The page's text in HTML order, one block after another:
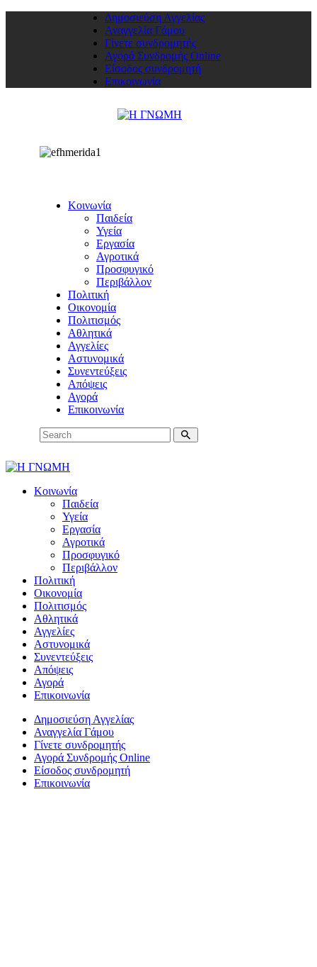
Δημοσιεύση Αγγελίας
Αναγγελία Γάμου
Γίνετε συνδρομητής
Αγορά Συνδρομής Online
Είσοδος συνδρομητή
Επικοινωνία
Κοινωνία
Παιδεία
Υγεία
Εργασία
Αγροτικά
Προσφυγικό
Περιβάλλον
Πολιτική
Οικονομία
Πολιτισμός
Αθλητικά
Αγγελίες
Αστυνομικά
Συνεντεύξεις
Απόψεις
Αγορά
Επικοινωνία
Κοινωνία
Παιδεία
Υγεία
Εργασία
Αγροτικά
Προσφυγικό
Περιβάλλον
Πολιτική
Οικονομία
Πολιτισμός
Αθλητικά
Αγγελίες
Αστυνομικά
Συνεντεύξεις
Απόψεις
Αγορά
Επικοινωνία
Δημοσιεύση Αγγελίας
Αναγγελία Γάμου
Γίνετε συνδρομητής
Αγορά Συνδρομής Online
Είσοδος συνδρομητή
Επικοινωνία